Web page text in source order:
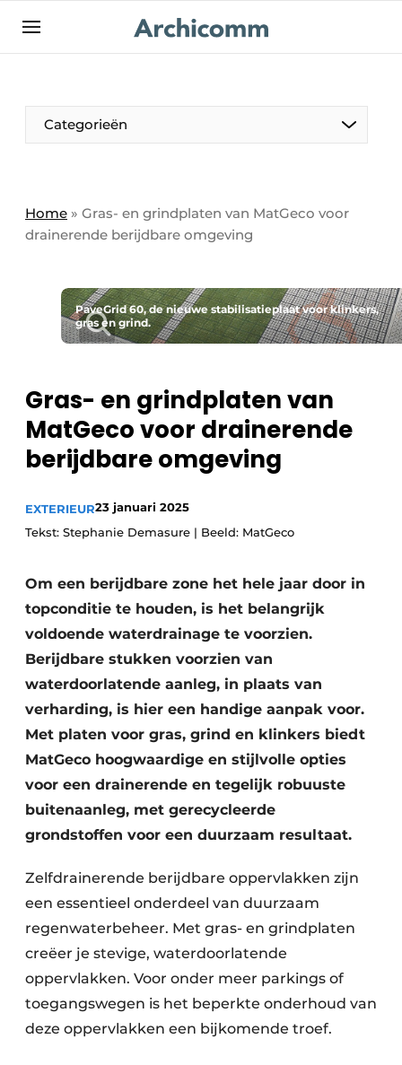
NL be-FR
Categorieën
Home » Gras- en grindplaten van MatGeco voor
drainerende berijdbare omgeving
PaveGrid 60, de nieuwe stabilisatieplaat voor klinkers,
gras en grind.
Gras- en grindplaten van
MatGeco voor drainerende
berijdbare omgeving
EXTERIEUR23 januari 2025
Tekst: Stephanie Demasure | Beeld: MatGeco
Om een berijdbare zone het hele jaar door in
topconditie te houden, is het belangrijk
voldoende waterdrainage te voorzien.
Berijdbare stukken voorzien van
waterdoorlatende aanleg, in plaats van
verharding, is hier een handige aanpak voor.
Met platen voor gras, grind en klinkers biedt
MatGeco hoogwaardige en stijlvolle opties
voor een drainerende en tegelijk robuuste
buitenaanleg, met gerecycleerde
grondstoffen voor een duurzaam resultaat.
Zelfdrainerende berijdbare oppervlakken zijn
een essentieel onderdeel van duurzaam
regenwaterbeheer. Met gras- en grindplaten
creëer je stevige, waterdoorlatende
oppervlakken. Voor onder meer parkings of
toegangswegen is het beperkte onderhoud van
deze oppervlakken een bijkomende troef.